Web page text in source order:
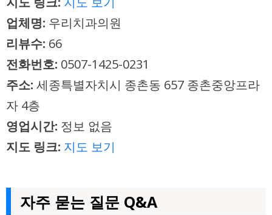
업체명: 우리치과의원
리뷰수: 66
전화번호: 0507-1425-0231
주소: 세종특별자치시 종촌동 657 종촌중앙프라
자 4층
영업시간: 정보 없음
지도 링크: 지도 보기
자주 묻는 질문 Q&A